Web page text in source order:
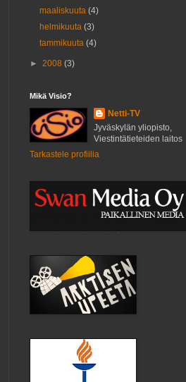
maaliskuuta(4)
helmikuuta(3)
tammikuuta(4)
► 2008 (3)
Mikä Visio?
Netti-TV
Jyväskylän yliopisto,
Viestintätieteiden laitos
Tarkastele profiilia